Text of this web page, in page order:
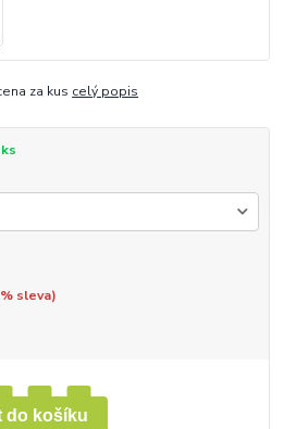
za kus celý popis
sleva)
do košíku